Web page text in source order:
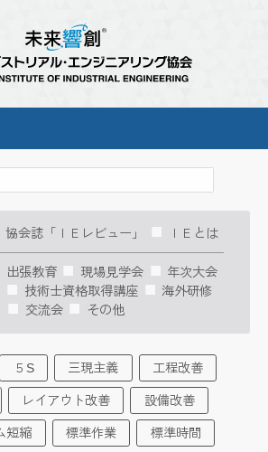
協会誌「ＩＥレビュー」 ＩＥとは
出張教育 現場見学会
年次大会
技術士資格取得講座
海外研修
交流会
その他
５S 三現主義 工程改善
レイアウト改善 設備改善
短縮 標準作業 標準時間